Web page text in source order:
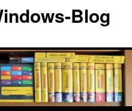
Blog